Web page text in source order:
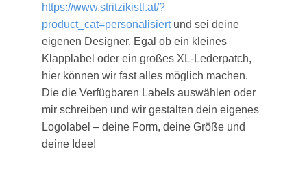
https://www.stritzikistl.at/?
product_cat=personalisiertund sei deine
eigenen Designer. Egal ob ein kleines
Klapplabel oder ein großes XL-Lederpatch,
hier können wir fast alles möglich machen.
Die die Verfügbaren Labels auswählen oder
mir schreiben und wir gestalten dein eigenes
Logolabel – deine Form, deine Größe und
deine Idee!